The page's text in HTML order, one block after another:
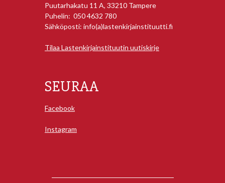
Puutarhakatu 11 A, 33210 Tampere
Puhelin: 050 4632 780
Sähköposti: info(a)lastenkirjainstituutti.fi
Tilaa Lastenkirjainstituutin uutiskirje
SEURAA
Facebook
Instagram